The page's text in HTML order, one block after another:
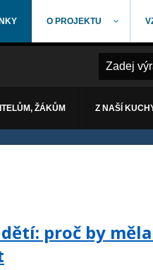
O PROJEKTU
ŽÁKŮM Z NAŠÍ
proč by